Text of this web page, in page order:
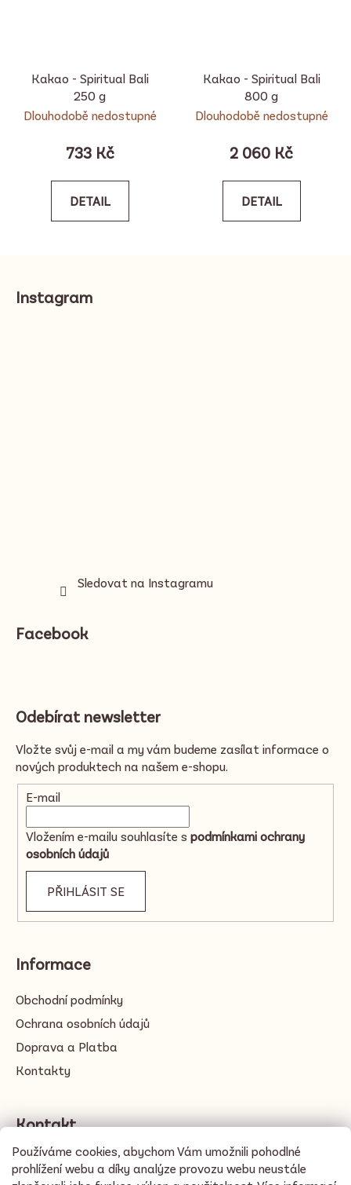
Používáme cookies, abychom Vám umožnili pohodlné
prohlížení webu a díky analýze provozu webu neustále
Kakao - Spiritual Bali
250 g
Dlouhodobě nedostupné
733 Kč
DETAIL
Kakao - Spiritual Bali
800 g
Dlouhodobě nedostupné
2 060 Kč
DETAIL
Instagram
Sledovat na Instagramu
Facebook
Odebírat newsletter
Vložte svůj e-mail a my vám budeme zasílat informace o
nových produktech na našem e-shopu.
E-mail
Vložením e-mailu souhlasíte s podmínkami ochrany
osobních údajů
PŘIHLÁSIT SE
Informace
Obchodní podmínky
Ochrana osobních údajů
Doprava a Platba
Kontakty
Kontakt
info@cacayo.love